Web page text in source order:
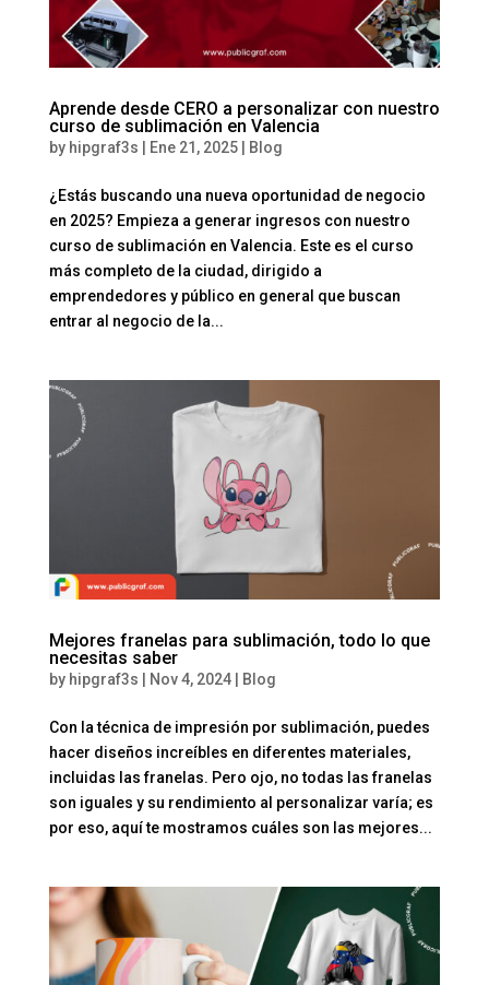
Aprende desde CERO a personalizar con nuestro
curso de sublimación en Valencia
by hipgraf3s Ene 21, 2025| Blog
¿Estás buscando una nueva oportunidad de negocio
en 2025? Empieza a generar ingresos con nuestro
curso de sublimación en Valencia. Este es el curso
más completo de la ciudad, dirigido a
emprendedores y público en general que buscan
entrar al negocio de la...
Mejores franelas para sublimación, todo lo que
necesitas saber
by hipgraf3s Nov 4, 2024| Blog
Con la técnica de impresión por sublimación, puedes
hacer diseños increíbles en diferentes materiales,
incluidas las franelas. Pero ojo, no todas las franelas
son iguales y su rendimiento al personalizar varía; es
por eso, aquí te mostramos cuáles son las mejores...